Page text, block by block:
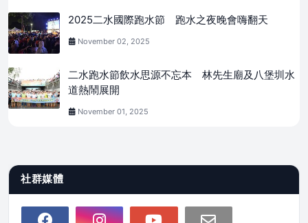
2025二水國際跑水節 跑水之夜晚會嗨翻天
November 02, 2025
二水跑水節飲水思源不忘本 林先生廟及八堡圳水
道熱鬧展開
November 01, 2025
社群媒體